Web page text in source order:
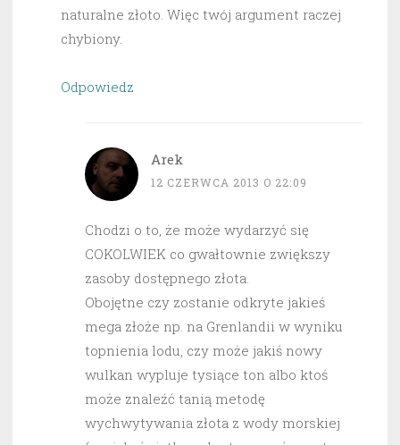
naturalne złoto. Więc twój argument raczej
chybiony.
Odpowiedz
Arek
12 CZERWCA 2013 O 22:09
Chodzi o to, że może wydarzyć się
COKOLWIEK co gwałtownie zwiększy
zasoby dostępnego złota.
Obojętne czy zostanie odkryte jakieś
mega złoże np. na Grenlandii w wyniku
topnienia lodu, czy może jakiś nowy
wulkan wypluje tysiące ton albo ktoś
może znaleźć tanią metodę
wychwytywania złota z wody morskiej